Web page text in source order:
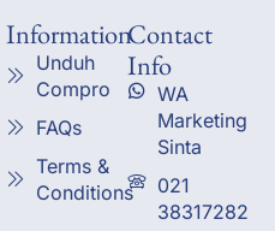
Information
Unduh
Compro
FAQs
Terms &
Conditions
Contact
Info
WA
Marketing
Sinta
021
38317282